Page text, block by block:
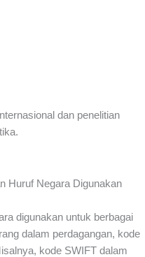
dan penelitian
Huruf Negara Digunakan
digunakan untuk berbagai
dalam perdagangan, kode
kode SWIFT dalam